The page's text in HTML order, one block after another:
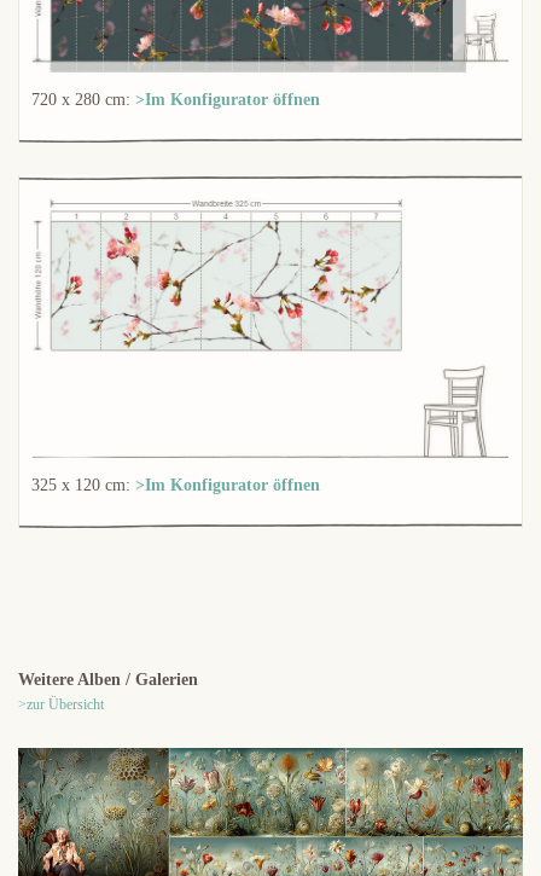
720 x 280 cm: >Im Konfigurator öffnen
325 x 120 cm: >Im Konfigurator öffnen
Weitere Alben / Galerien
>zur Übersicht